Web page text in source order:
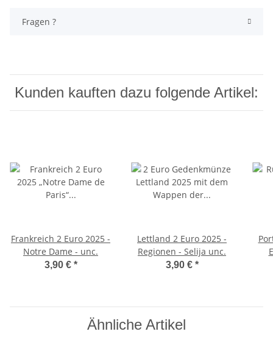
Fragen ?
Kunden kauften dazu folgende Artikel:
Frankreich 2 Euro 2025 -
Notre Dame - unc.
3,90 € *
Lettland 2 Euro 2025 -
Regionen - Selija unc.
3,90 € *
Ähnliche Artikel